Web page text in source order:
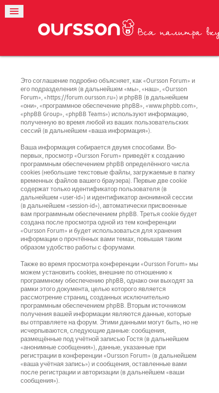
Это соглашение подробно объясняет, как «Oursson Forum» и
его подразделения (в дальнейшем «мы», «наш», «Oursson
Forum», «https://forum.oursson.ru») и phpBB (в дальнейшем
«они», «программное обеспечение phpBB», «www.phpbb.com»,
«phpBB Group», «phpBB Teams») используют информацию,
полученную во время любой из ваших пользовательских
сессий (в дальнейшем «ваша информация»).
Ваша информация собирается двумя способами. Во-
первых, просмотр «Oursson Forum» приведёт к созданию
программным обеспечением phpBB определённого числа
cookies (небольшие текстовые файлы, загружаемые в папку
временных файлов вашего браузера). Первые две cookie
содержат только идентификатор пользователя (в
дальнейшем «user-id») и идентификатор анонимной сессии
(в дальнейшем «session-id»), автоматически присвоенные
вам программным обеспечением phpBB. Третья cookie будет
создана после просмотра одной из тем конференции
«Oursson Forum» и будет использоваться для хранения
информации о прочтённых вами темах, повышая таким
образом удобство работы с форумами.
Также во время просмотра конференции «Oursson Forum» мы
можем установить cookies, внешние по отношению к
программному обеспечению phpBB, однако они выходят за
рамки этого документа, целью которого является
рассмотрение страниц, созданных исключительно
программным обеспечением phpBB. Вторым источником
получения вашей информации являются данные, которые
вы отправляете на форум. Этими данными могут быть, но не
исчерпываются, следующие данные: сообщения,
размещённые под учётной записью Гостя (в дальнейшем
«анонимные сообщения»), данные, указанные при
регистрации в конференции «Oursson Forum» (в дальнейшем
«ваша учётная запись») и сообщения, оставленные вами
после регистрации и авторизации (в дальнейшем «ваши
сообщения»).